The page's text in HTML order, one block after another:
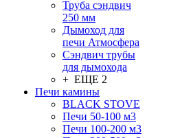
Труба сэндвич
250 мм
Дымоход для
печи Атмосфера
Сэндвич трубы
для дымохода
+ ЕЩЕ 2
Печи камины
BLACK STOVE
Печи 50-100 м3
Печи 100-200 м3